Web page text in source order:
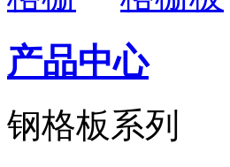
产品中心
钢格板系列